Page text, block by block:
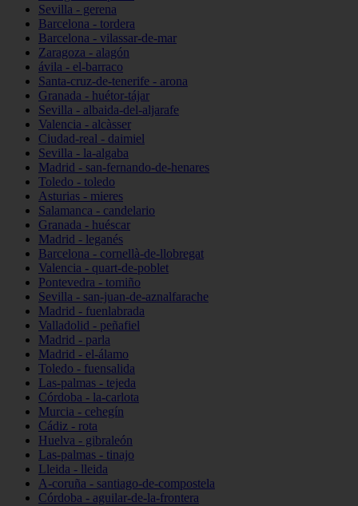
Sevilla - gerena
Barcelona - tordera
Barcelona - vilassar-de-mar
Zaragoza - alagón
ávila - el-barraco
Santa-cruz-de-tenerife - arona
Granada - huétor-tájar
Sevilla - albaida-del-aljarafe
Valencia - alcàsser
Ciudad-real - daimiel
Sevilla - la-algaba
Madrid - san-fernando-de-henares
Toledo - toledo
Asturias - mieres
Salamanca - candelario
Granada - huéscar
Madrid - leganés
Barcelona - cornellà-de-llobregat
Valencia - quart-de-poblet
Pontevedra - tomiño
Sevilla - san-juan-de-aznalfarache
Madrid - fuenlabrada
Valladolid - peñafiel
Madrid - parla
Madrid - el-álamo
Toledo - fuensalida
Las-palmas - tejeda
Córdoba - la-carlota
Murcia - cehegín
Cádiz - rota
Huelva - gibraleón
Las-palmas - tinajo
Lleida - lleida
A-coruña - santiago-de-compostela
Córdoba - aguilar-de-la-frontera